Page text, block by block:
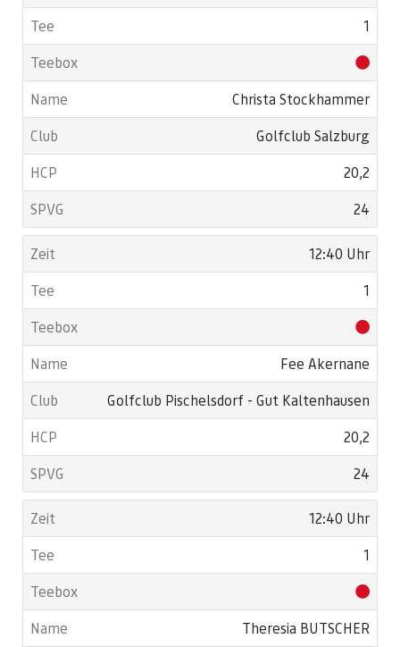
1
Christa Stockhammer
Golfclub Salzburg
20,2
24
12:40 Uhr
1
Fee Akernane
Golfclub Pischelsdorf - Gut Kaltenhausen
20,2
24
12:40 Uhr
1
Theresia BUTSCHER